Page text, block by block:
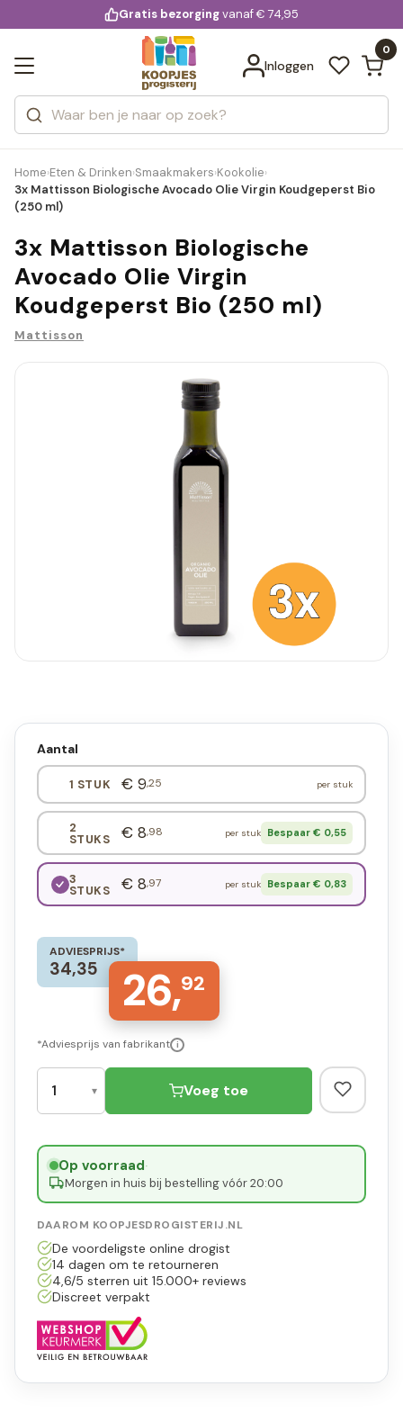
voor 20:00 uur besteld
Gratis bezorgingvanaf € 74,95
Inloggen
0
Zoeken
Categorieën
Merken
Bekijk alle resultaten
Home›Eten & Drinken›Smaakmakers›Kookolie›
3x Mattisson Biologische Avocado Olie Virgin Koudgeperst Bio
(250 ml)
3x Mattisson Biologische
Avocado Olie Virgin
Koudgeperst Bio (250 ml)
Mattisson
Aantal
1 STUK € 9,25 per stuk
2
STUKS € 8,98 per stuk Bespaar € 0,55
3
STUKS € 8,97 per stuk Bespaar € 0,83
ADVIESPRIJS*
34,35 26,92
*Adviesprijs van fabrikant i
Voeg toe
Op voorraad·
Morgen in huis bij bestelling vóór 20:00
DAAROM KOOPJESDROGISTERIJ.NL
De voordeligste online drogist
14 dagen om te retourneren
4,6/5 sterren uit 15.000+ reviews
Discreet verpakt